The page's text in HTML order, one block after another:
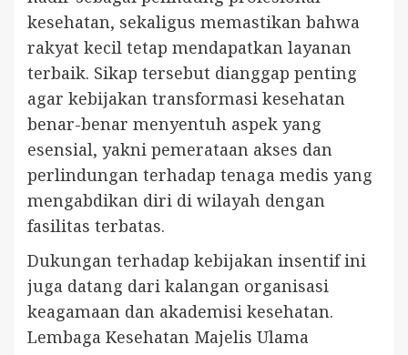
kesehatan, sekaligus memastikan bahwa
rakyat kecil tetap mendapatkan layanan
terbaik. Sikap tersebut dianggap penting
agar kebijakan transformasi kesehatan
benar-benar menyentuh aspek yang
esensial, yakni pemerataan akses dan
perlindungan terhadap tenaga medis yang
mengabdikan diri di wilayah dengan
fasilitas terbatas.
Dukungan terhadap kebijakan insentif ini
juga datang dari kalangan organisasi
keagamaan dan akademisi kesehatan.
Lembaga Kesehatan Majelis Ulama